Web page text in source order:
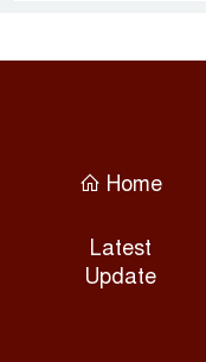
Home
Latest
Update